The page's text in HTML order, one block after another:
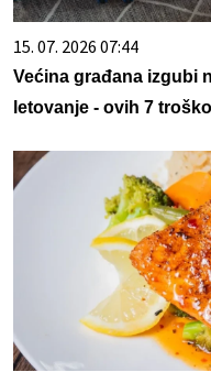
15. 07. 2026 07:44
Većina građana izgubi
letovanje - ovih 7